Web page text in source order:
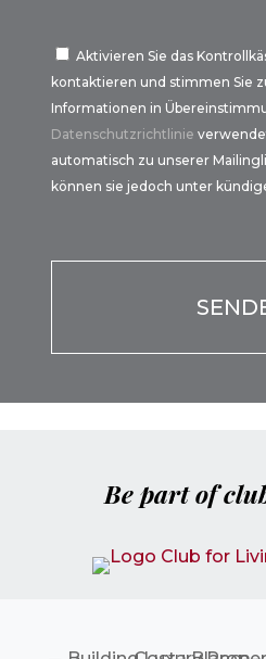
Aktivieren Sie das
kontaktieren und stimmen Sie
Informationen in
Datenschutzrichtlinie
automatisch zu unserer
können sie jedoch unter
Be part of